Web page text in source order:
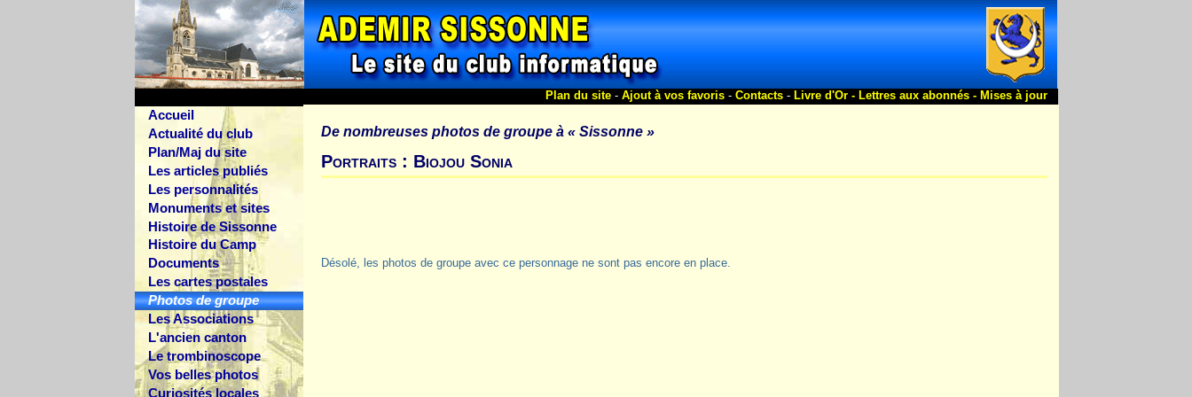
Accueil
Actualité du club
Plan/Maj du site
Les articles publiés
Les personnalités
Monuments et sites
Histoire de Sissonne
Histoire du Camp
Documents
Les cartes postales
Photos de groupe
Les Associations
L'ancien canton
Le trombinoscope
Vos belles photos
Curiosités locales
Plan du site- Ajout à vos favoris- Contacts- Livre d'Or - Lettres aux abonnés - Mises à jour
De nombreuses photos de groupe à « Sissonne »
Portraits : Biojou Sonia
Désolé, les photos de groupe avec ce personnage ne sont pas encore en place.